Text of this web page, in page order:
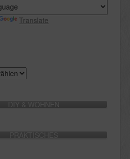
Translate
DIY & WOHNEN
PRAKTISCHES